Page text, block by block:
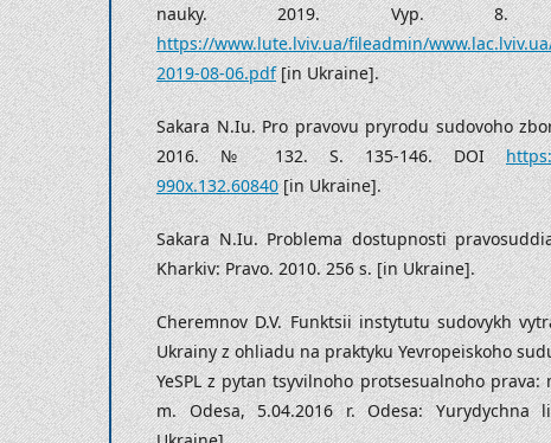
nauky. 2019. Vyp. 8.
https://www.lute.lviv.ua/fileadmin/
2019-08-06.pdf[in Ukraine].
Sakara N.Iu. Pro pravovu pryrodu sudovoho
2016. № 132. S. 135-146. DOI
990x.132.60840[in Ukraine].
Sakara N.Iu. Problema dostupnosti
Kharkiv: Pravo. 2010. 256 s. [in Ukraine].
Cheremnov D.V. Funktsii instytutu sudovykh
Ukrainy z ohliadu na praktyku Yevropeiskoho
YeSPL z pytan tsyvilnoho protsesualnoho
m. Odesa, 5.04.2016 r. Odesa: Yurydychna